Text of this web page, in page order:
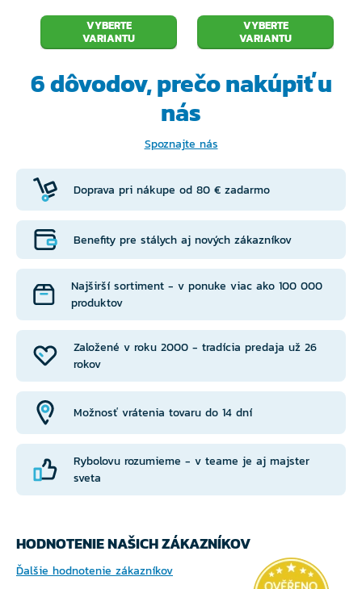
VYBERTE
VARIANTU
VYBERTE
VARIANTU
6 dôvodov, prečonakúpiť u
nás
Spoznajte nás
Doprava pri nákupe od 80 € zadarmo
Založené v roku 2000 - tradícia predaja už 26
rokov
Benefity pre stálych aj nových zákazníkov
Možnosť vrátenia tovaru do 14 dní
Najširší sortiment - v ponuke viac ako 100 000
produktov
Rybolovu rozumieme - v teame je aj majster
sveta
HODNOTENIE NAŠICH ZÁKAZNÍKOV
Ďalšie hodnotenie zákazníkov